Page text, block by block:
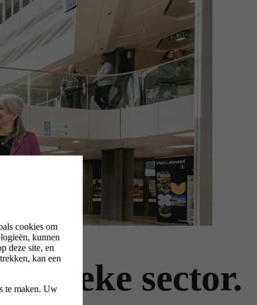
sector.
cookies om
kunnen
deze site, en
kan een
te maken. Uw